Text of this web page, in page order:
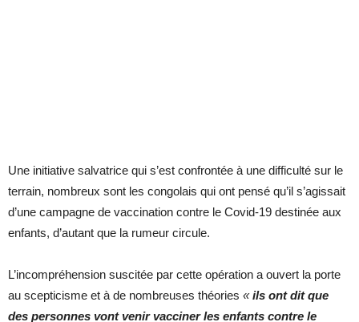
Une initiative salvatrice qui s’est confrontée à une difficulté sur le
terrain, nombreux sont les congolais qui ont pensé qu’il s’agissait
d’une campagne de vaccination contre le Covid-19 destinée aux
enfants, d’autant que la rumeur circule.
L’incompréhension suscitée par cette opération a ouvert la porte
au scepticisme et à de nombreuses théories «ils ont dit que
des personnes vont venir vacciner les enfants contre le